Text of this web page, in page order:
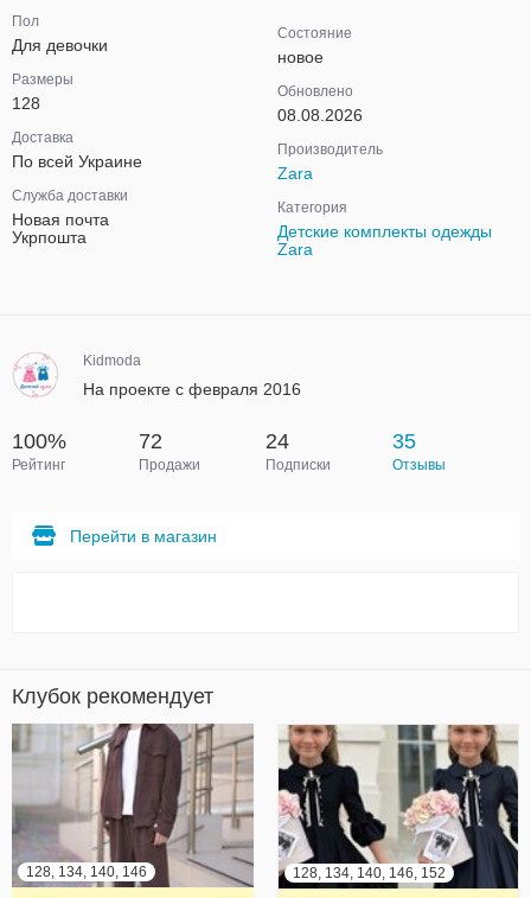
Пол
Для девочки
Размеры
128
Доставка
По всей Украине
Служба доставки
Новая почта
Укрпошта
Состояние
новое
Обновлено
08.08.2026
Производитель
Zara
Категория
Детские комплекты одежды
Zara
Kidmoda
На проекте с февраля 2016
100%
Рейтинг
72
Продажи
24
Подписки
35
Отзывы
Перейти в магазин
Клубок рекомендует
128, 134, 140, 146 128, 134, 140, 146, 152